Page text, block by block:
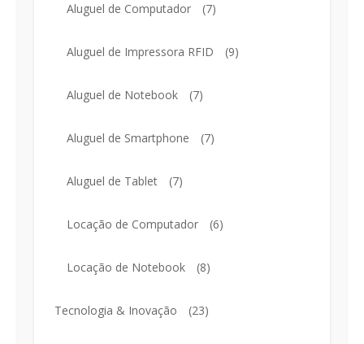
Aluguel de Computador (7)
Aluguel de Impressora RFID (9)
Aluguel de Notebook (7)
Aluguel de Smartphone (7)
Aluguel de Tablet (7)
Locação de Computador (6)
Locação de Notebook (8)
Tecnologia & Inovação (23)